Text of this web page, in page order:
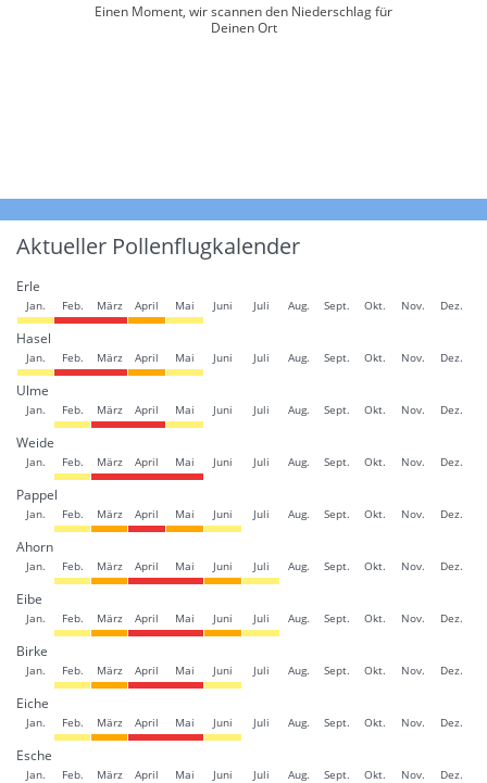
Einen Moment, wir scannen den Niederschlag für
Deinen Ort
Aktueller Pollenflugkalender
Erle
Jan. Feb. März April Mai Juni Juli Aug. Sept. Okt. Nov. Dez.
Hasel
Jan. Feb. März April Mai Juni Juli Aug. Sept. Okt. Nov. Dez.
Ulme
Jan. Feb. März April Mai Juni Juli Aug. Sept. Okt. Nov. Dez.
Weide
Jan. Feb. März April Mai Juni Juli Aug. Sept. Okt. Nov. Dez.
Pappel
Jan. Feb. März April Mai Juni Juli Aug. Sept. Okt. Nov. Dez.
Ahorn
Jan. Feb. März April Mai Juni Juli Aug. Sept. Okt. Nov. Dez.
Eibe
Jan. Feb. März April Mai Juni Juli Aug. Sept. Okt. Nov. Dez.
Birke
Jan. Feb. März April Mai Juni Juli Aug. Sept. Okt. Nov. Dez.
Eiche
Jan. Feb. März April Mai Juni Juli Aug. Sept. Okt. Nov. Dez.
Esche
Jan. Feb. März April Mai Juni Juli Aug. Sept. Okt. Nov. Dez.